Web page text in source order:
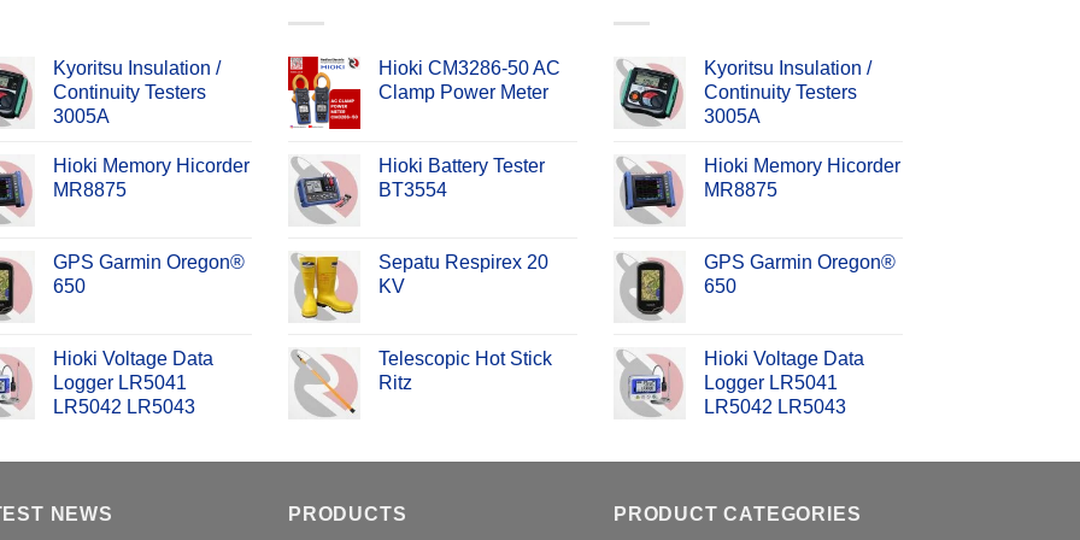
Kyoritsu Insulation /
Continuity Testers
3005A
Hioki Memory Hicorder
MR8875
GPS Garmin Oregon®
650
Hioki Voltage Data
Logger LR5041
LR5042 LR5043
Hioki CM3286-50 AC
Clamp Power Meter
Hioki Battery Tester
BT3554
Sepatu Respirex 20
KV
Telescopic Hot Stick
Ritz
Kyoritsu Insulation /
Continuity Testers
3005A
Hioki Memory Hicorder
MR8875
GPS Garmin Oregon®
650
Hioki Voltage Data
Logger LR5041
LR5042 LR5043
NEWS PRODUCTS PRODUCT CATEGORIES